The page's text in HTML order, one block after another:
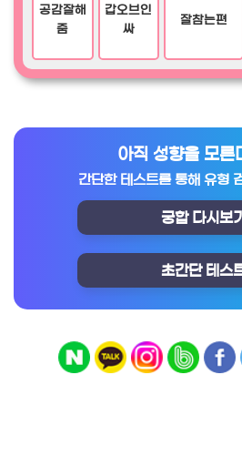
공감잘해
줌
갑오브인
싸
잘참는편
아직 성향을 모른
간단한 테스트를 통해 유형
궁합 다시보기
초간단 테스